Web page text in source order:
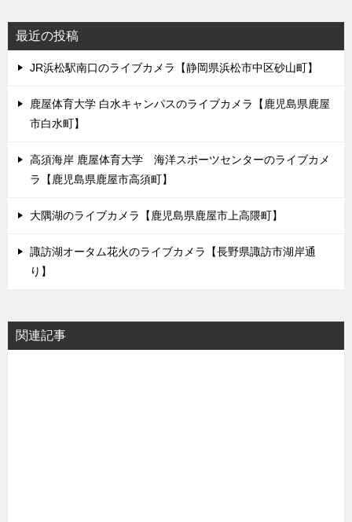
最近の投稿
JR浜松駅南口のライブカメラ【静岡県浜松市中区砂山町】
鹿屋体育大学 白水キャンパスのライブカメラ【鹿児島県鹿屋
市白水町】
高須海岸 鹿屋体育大学 海洋スポーツセンターのライブカメ
ラ【鹿児島県鹿屋市高須町】
大隅湖のライブカメラ【鹿児島県鹿屋市上高隈町】
諏訪湖オータム花火のライブカメラ【長野県諏訪市湖岸通
り】
関連記事